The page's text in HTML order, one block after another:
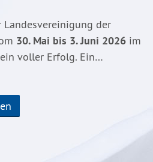
der
30. Mai bis 3. Juni 2026im
voller Erfolg. Ein…